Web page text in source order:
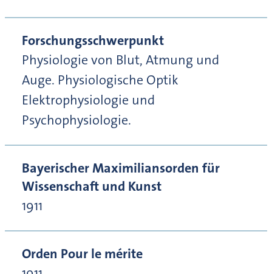
Forschungsschwerpunkt
Physiologie von Blut, Atmung und
Auge. Physiologische Optik
Elektrophysiologie und
Psychophysiologie.
Bayerischer Maximiliansorden für
Wissenschaft und Kunst
1911
Orden Pour le mérite